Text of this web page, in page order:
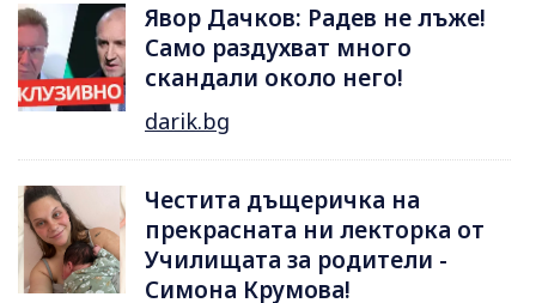
Явор Дачков: Радев не лъже!
Само раздухват много
скандали около него!
darik.bg
Честита дъщеричка на
прекрасната ни лекторка от
Училищата за родители -
Симона Крумова!